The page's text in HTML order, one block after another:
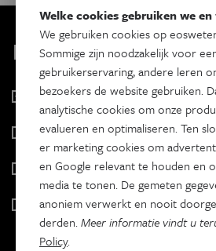
Kies je nieuwsbrief
Eos Wetenschap
2 x week
Tracé
Wekelijks
Psyche & brein
Tweewekelijks
Iedereen wetenschapper
Maandelijks
Welke cookies gebruiken we en
We gebruiken cookies op
Sommige zijn noodzakelijk voor
gebruikerservaring, andere leren
bezoekers de website gebruiken.
analytische cookies om onze
evalueren en optimaliseren. Ten
er marketing cookies om
en Google relevant te houden en
media te tonen. De gemeten
anoniem verwerkt en nooit
derden.Meer informatie vindt u
Policy.